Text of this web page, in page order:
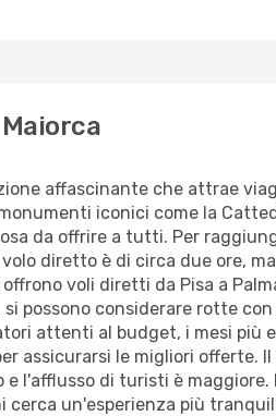
affascinante che attrae
iconici come la
da offrire a tutti. Per
diretto è di circa due ore,
voli diretti da Pisa a
possono considerare rotte
attenti al budget, i mesi più
assicurarsi le migliori offerte.
l'afflusso di turisti è
un'esperienza più